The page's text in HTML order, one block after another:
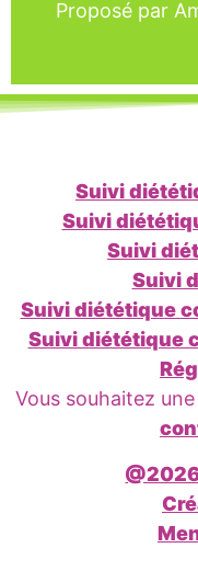
Proposé par
Suivi
Suivi
Suivi
Suivi
Suivi diététique
Suivi diététique
Vous souhaitez